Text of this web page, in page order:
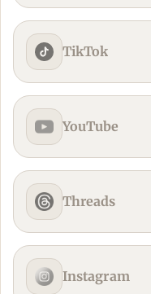
TikTok
YouTube
Threads
Instagram